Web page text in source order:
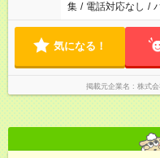
集 / 電話対応なし /
気になる！
掲載元企業名 株式